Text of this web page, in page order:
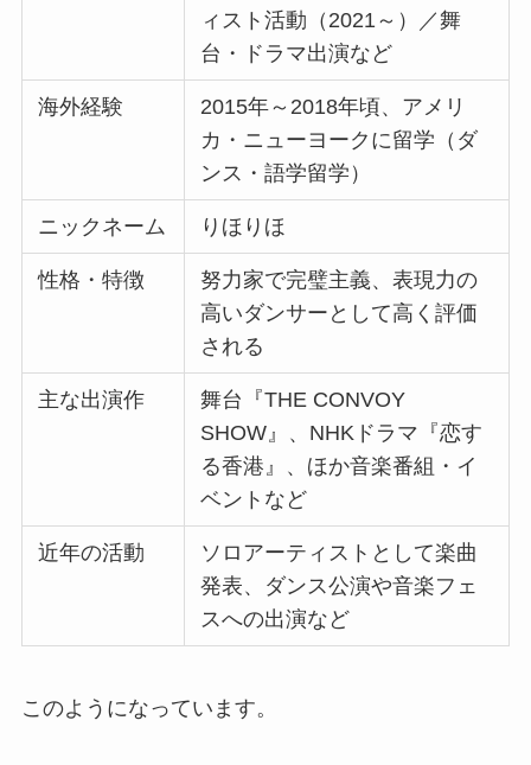
ィスト活動（2021～）／舞
台・ドラマ出演など
海外経験
2015年～2018年頃、アメリ
カ・ニューヨークに留学（ダ
ンス・語学留学）
ニックネーム りほりほ
性格・特徴
努力家で完璧主義、表現力の
高いダンサーとして高く評価
される
主な出演作
舞台『THE CONVOY
SHOW』、NHKドラマ『恋す
る香港』、ほか音楽番組・イ
ベントなど
近年の活動
ソロアーティストとして楽曲
発表、ダンス公演や音楽フェ
スへの出演など
このようになっています。